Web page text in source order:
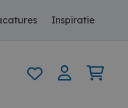
Inspiratie